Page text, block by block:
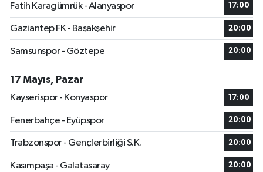
Fatih Karagümrük - Alanyaspor
17:00
Gaziantep FK - Başakşehir 20:00
Samsunspor - Göztepe 20:00
17 Mayıs, Pazar
Kayserispor - Konyaspor
17:00
Fenerbahçe - Eyüpspor 20:00
Trabzonspor - Gençlerbirliği S.K. 20:00
Kasımpaşa - Galatasaray 20:00